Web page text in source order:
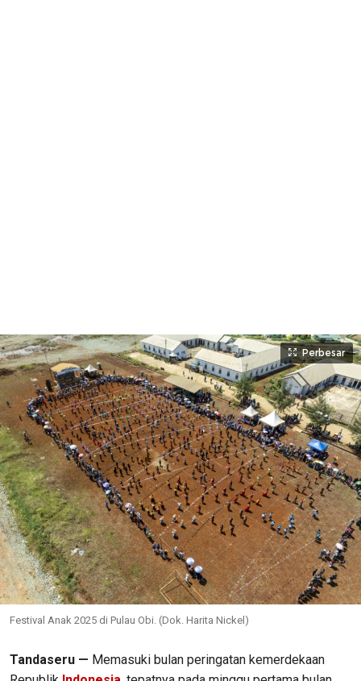
Perbesar
Festival Anak 2025 di Pulau Obi. (Dok. Harita Nickel)
Tandaseru — Memasuki bulan peringatan kemerdekaan